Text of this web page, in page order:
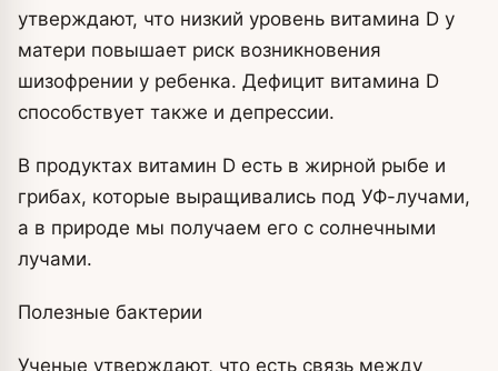
утверждают, что низкий уровень витамина D у
матери повышает риск возникновения
шизофрении у ребенка. Дефицит витамина D
способствует также и депрессии.
В продуктах витамин D есть в жирной рыбе и
грибах, которые выращивались под УФ-лучами,
а в природе мы получаем его с солнечными
лучами.
Полезные бактерии
Ученые утверждают, что есть связь между